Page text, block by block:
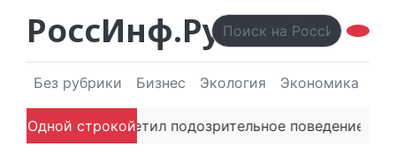
РоссИнф.Ру
Без рубрики Бизнес Экология Экономика
Одной строкой
Если заметил подозрительное поведение в